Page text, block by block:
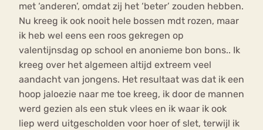
met ‘anderen’, omdat zij het ‘beter’ zouden hebben.
Nu kreeg ik ook nooit hele bossen mdt rozen, maar
ik heb wel eens een roos gekregen op
valentijnsdag op school en anonieme bon bons.. Ik
kreeg over het algemeen altijd extreem veel
aandacht van jongens. Het resultaat was dat ik een
hoop jaloezie naar me toe kreeg, ik door de mannen
werd gezien als een stuk vlees en ik waar ik ook
liep werd uitgescholden voor hoer of slet, terwijl ik